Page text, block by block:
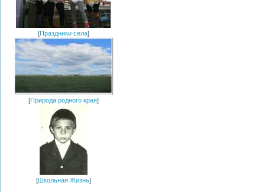
[Праздники села]
[Природа родного края]
[Школьная Жизнь]